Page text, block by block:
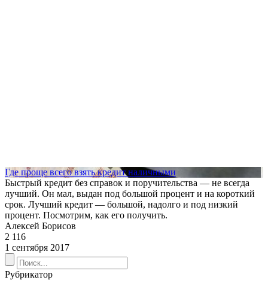
Где проще всего взять кредит наличными
Быстрый кредит без справок и поручительства — не всегда
лучший. Он мал, выдан под большой процент и на короткий
срок. Лучший кредит — большой, надолго и под низкий
процент. Посмотрим, как его получить.
Алексей Борисов
2 116
1 сентября 2017
Рубрикатор